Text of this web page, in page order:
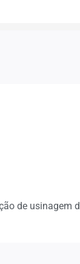
de usinagem